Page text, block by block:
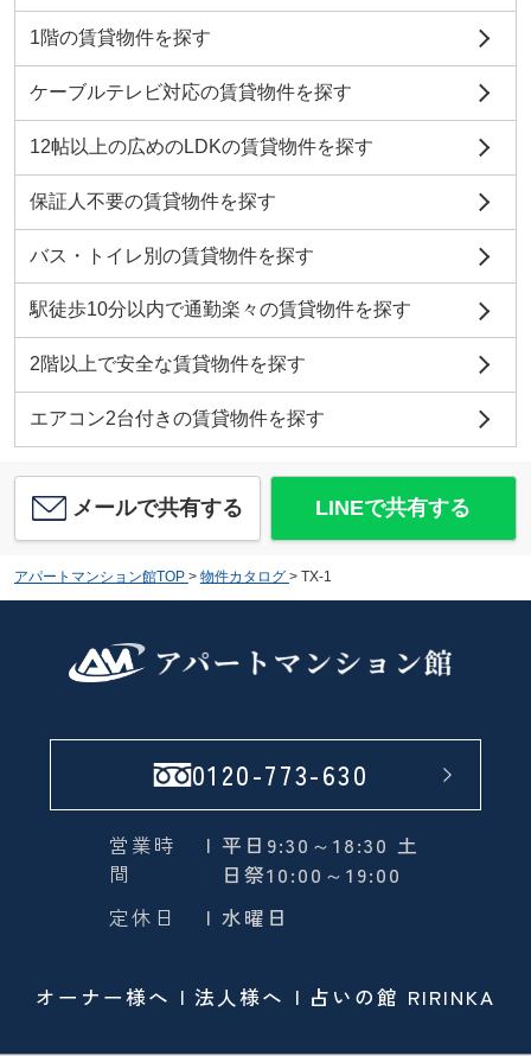
1階の賃貸物件を探す
ケーブルテレビ対応の賃貸物件を探す
12帖以上の広めのLDKの賃貸物件を探す
保証人不要の賃貸物件を探す
バス・トイレ別の賃貸物件を探す
駅徒歩10分以内で通勤楽々の賃貸物件を探す
2階以上で安全な賃貸物件を探す
エアコン2台付きの賃貸物件を探す
メールで共有する LINEで共有する
アパートマンション館TOP > 物件カタログ > TX-1
0120-773-630
営業時
間
| 平日9:30～18:30 土
日祭10:00～19:00
定休日
| 水曜日
オーナー様へ 法人様へ 占いの館 RIRINKA